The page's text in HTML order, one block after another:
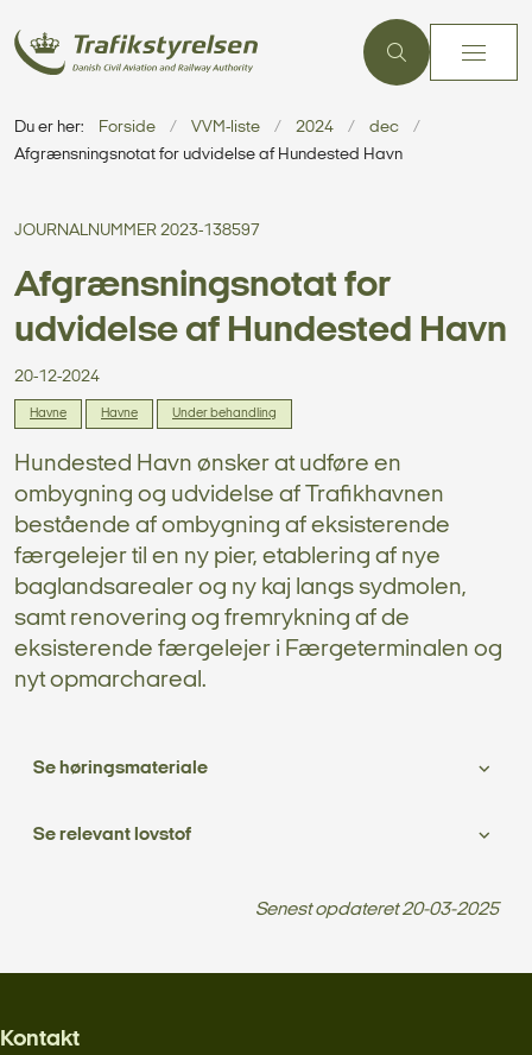
Du er her: Forside VVM-liste 2024
dec
Afgrænsningsnotat for udvidelse af Hundested Havn
JOURNALNUMMER 2023-138597
Afgrænsningsnotat for
udvidelse af Hundested Havn
20-12-2024
Havne Havne Under behandling
Hundested Havn ønsker at udføre en
ombygning og udvidelse af Trafikhavnen
bestående af ombygning af eksisterende
færgelejer til en ny pier, etablering af nye
baglandsarealer og ny kaj langs sydmolen,
samt renovering og fremrykning af de
eksisterende færgelejer i Færgeterminalen og
nyt opmarchareal.
Se høringsmateriale
Se relevant lovstof
Senest opdateret20-03-2025
Kontakt